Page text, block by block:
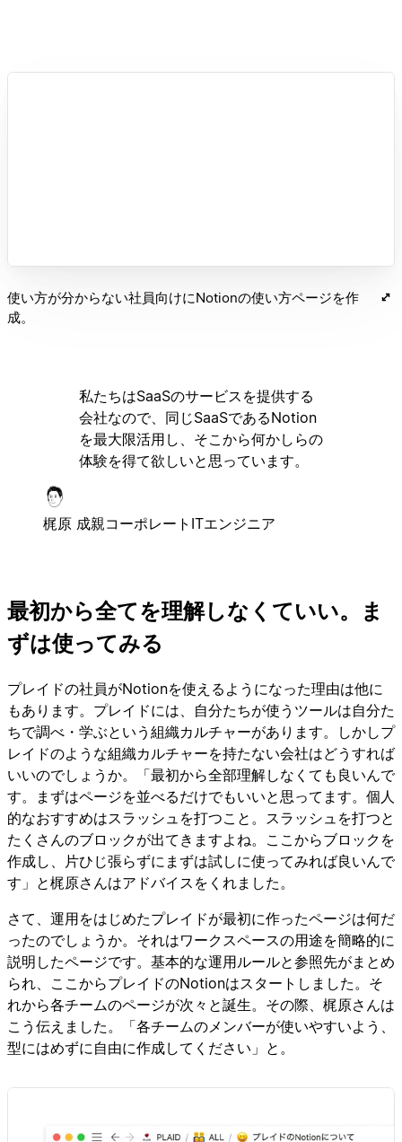
使い方が分からない社員向けにNotionの使い方ページを作
成。
私たちはSaaSのサービスを提供する
会社なので、同じSaaSであるNotion
を最大限活用し、そこから何かしらの
体験を得て欲しいと思っています。
梶原 成親コーポレートITエンジニア
最初から全てを理解しなくていい。ま
ずは使ってみる
プレイドの社員がNotionを使えるようになった理由は他に
もあります。プレイドには、自分たちが使うツールは自分た
ちで調べ・学ぶという組織カルチャーがあります。しかしプ
レイドのような組織カルチャーを持たない会社はどうすれば
いいのでしょうか。「最初から全部理解しなくても良いんで
す。まずはページを並べるだけでもいいと思ってます。個人
的なおすすめはスラッシュを打つこと。スラッシュを打つと
たくさんのブロックが出てきますよね。ここからブロックを
作成し、片ひじ張らずにまずは試しに使ってみれば良いんで
す」と梶原さんはアドバイスをくれました。
さて、運用をはじめたプレイドが最初に作ったページは何だ
ったのでしょうか。それはワークスペースの用途を簡略的に
説明したページです。基本的な運用ルールと参照先がまとめ
られ、ここからプレイドのNotionはスタートしました。そ
れから各チームのページが次々と誕生。その際、梶原さんは
こう伝えました。「各チームのメンバーが使いやすいよう、
型にはめずに自由に作成してください」と。